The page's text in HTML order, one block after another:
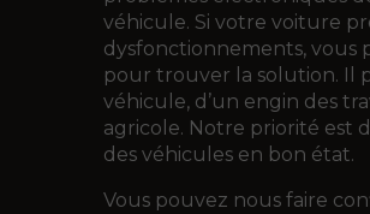
véhicule. Si votre voiture
dysfonctionnements, vous
pour trouver la solution. Il
véhicule, d’un engin des
agricole. Notre priorité est
des véhicules en bon état.
Vous pouvez nous faire